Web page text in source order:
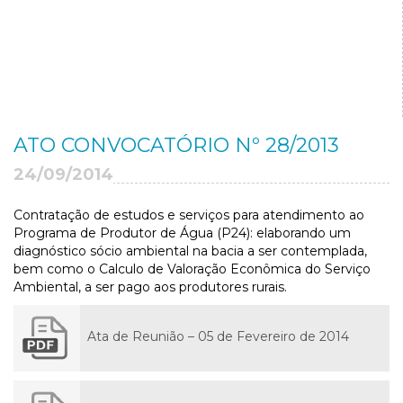
ATO CONVOCATÓRIO Nº 28/2013
24/09/2014
Contratação de estudos e serviços para atendimento ao
Programa de Produtor de Água (P24): elaborando um
diagnóstico sócio ambiental na bacia a ser contemplada,
bem como o Calculo de Valoração Econômica do Serviço
Ambiental, a ser pago aos produtores rurais.
Ata de Reunião – 05 de Fevereiro de 2014